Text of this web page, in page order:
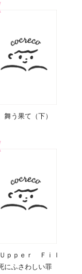
舞う果て（下）
ｐｐｅｒ Ｆｉｌ
ふさわしい罪